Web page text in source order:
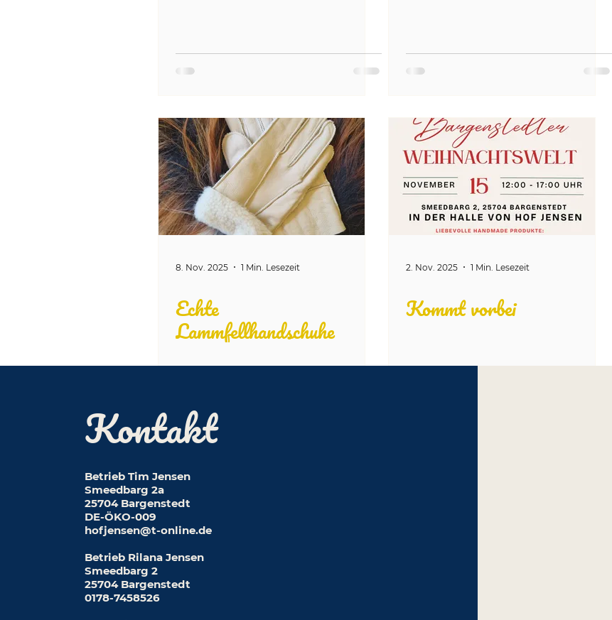
8. Nov. 2025 1 Min. Lesezeit
Echte
Lammfellhandschuhe
2. Nov. 2025 1 Min. Lesezeit
Kommt vorbei
Kontakt
Betrieb Tim Jensen
Smeedbarg 2a
25704 Bargenstedt
DE-ÖKO-009
hofjensen@t-online.de
Betrieb Rilana Jensen
Smeedbarg 2
25704 Bargenstedt
0178-7458526